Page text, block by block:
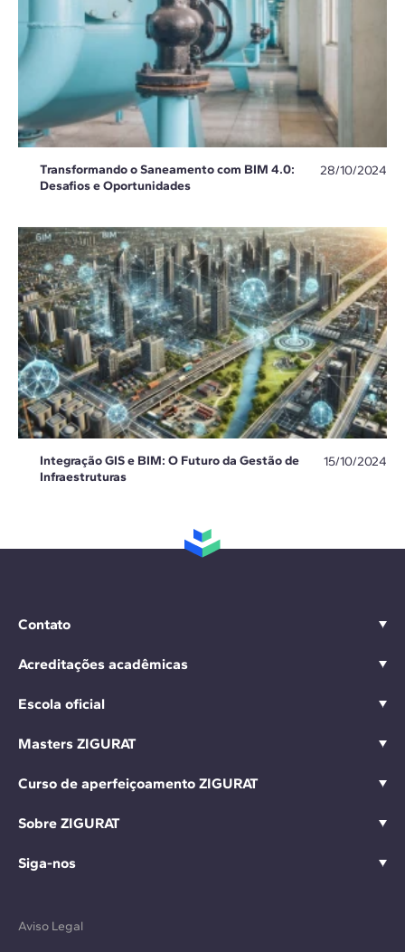
Transformando o Saneamento com BIM 4.0:
Desafios e Oportunidades
28/10/2024
Integração GIS e BIM: O Futuro da Gestão de
Infraestruturas
15/10/2024
Contato
Acreditações acadêmicas
Escola oficial
Masters ZIGURAT
Curso de aperfeiçoamento ZIGURAT
Sobre ZIGURAT
Siga-nos
Aviso Legal